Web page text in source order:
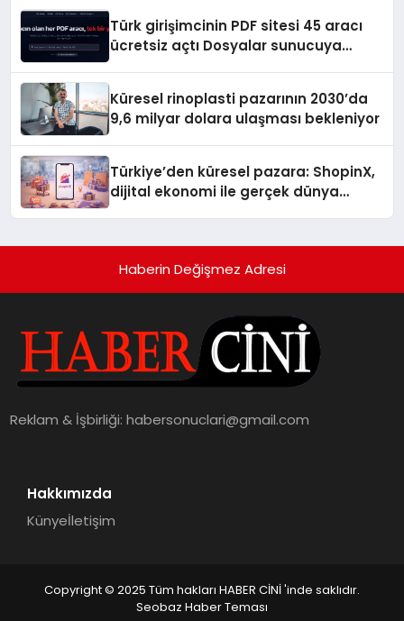
Türk girişimcinin PDF sitesi 45 aracı
ücretsiz açtı Dosyalar sunucuya
Küresel rinoplasti pazarının 2030’da
9,6 milyar dolara ulaşması bekleniyor
Türkiye’den küresel pazara: ShopinX,
dijital ekonomi ile gerçek dünya
Haberin Değişmez Adresi
Reklam & İşbirliği:habersonuclari@gmail.com
Hakkımızda
Künyeİletişim
Copyright © 2025 Tüm hakları HABER CİNİ 'inde saklıdır.
Seobaz Haber Teması